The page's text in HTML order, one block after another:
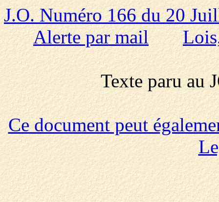
J.O. Numéro 166 du 20
Alerte par mail
Texte paru au
Ce document peut